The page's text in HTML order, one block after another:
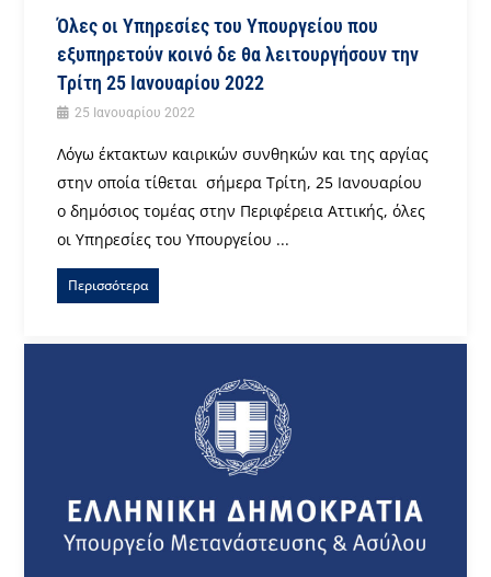
Όλες οι Υπηρεσίες του Υπουργείου που
εξυπηρετούν κοινό δε θα λειτουργήσουν την
Τρίτη 25 Ιανουαρίου 2022
25 Ιανουαρίου 2022
Λόγω έκτακτων καιρικών συνθηκών και της αργίας
στην οποία τίθεται σήμερα Τρίτη, 25 Ιανουαρίου
ο δημόσιος τομέας στην Περιφέρεια Αττικής, όλες
οι Υπηρεσίες του Υπουργείου ...
Περισσότερα